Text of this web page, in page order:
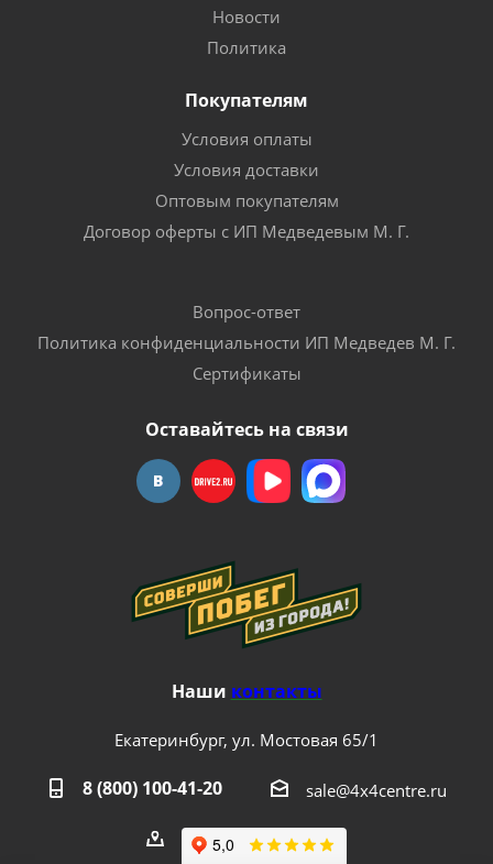
Новости
Политика
Покупателям
Условия оплаты
Условия доставки
Оптовым покупателям
Договор оферты с ИП Медведевым М. Г.
Вопрос-ответ
Политика конфиденциальности ИП Медведев М. Г.
Сертификаты
Оставайтесь на связи
Наши контакты
Екатеринбург, ул. Мостовая 65/1
8 (800) 100-41-20 sale@4x4centre.ru